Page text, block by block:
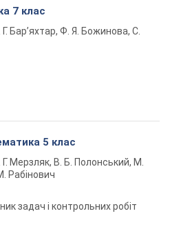
7 клас
Г. Бар’яхтар, Ф. Я. Божинова, С.
5 клас
Г. Мерзляк, В. Б. Полонський, М.
Рабінович
задач і контрольних робіт